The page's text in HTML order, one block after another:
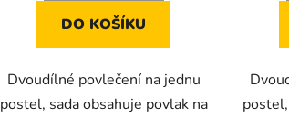
DO KOŠÍKU
Dvoudílné povlečení na jednu
postel, sada obsahuje povlak na